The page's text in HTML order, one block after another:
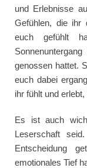
und Erlebnisse
Gefühlen, die ihr
euch gefühlt
genossen hattet.
euch dabei
ihr fühlt und
Es ist auch
Leserschaft
Entscheidung
emotionales Tief